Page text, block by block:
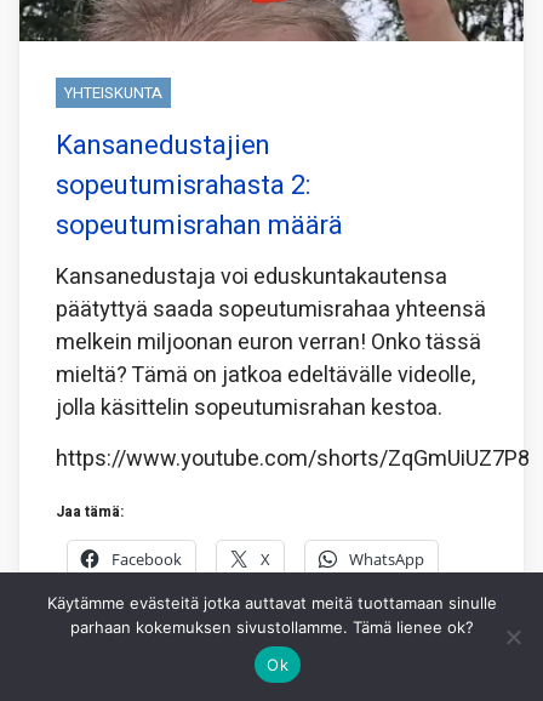
YHTEISKUNTA
Kansanedustajien
sopeutumisrahasta 2:
sopeutumisrahan määrä
Kansanedustaja voi eduskuntakautensa
päätyttyä saada sopeutumisrahaa yhteensä
melkein miljoonan euron verran! Onko tässä
mieltä? Tämä on jatkoa edeltävälle videolle,
jolla käsittelin sopeutumisrahan kestoa.
https://www.youtube.com/shorts/ZqGmUiUZ7P8
Jaa tämä:
Facebook X WhatsApp
5.8.2026 JOHANNES HIDÉN
Käytämme evästeitä jotka auttavat meitä tuottamaan sinulle
parhaan kokemuksen sivustollamme. Tämä lienee ok?
Ok